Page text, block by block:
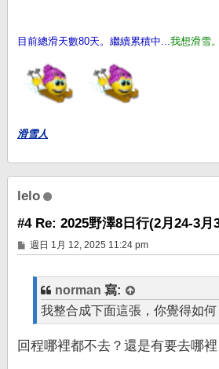
目前總滑天數80天。繼續累積中... 我想滑雪。
滑雪人
lelo
#4 Re: 2025野澤8日行(2月24-3月
文
章
週日 1月 12, 2025 11:24 pm
norman 寫:
我整合成下面這張，你覺得如何
回程哪裡都不去？還是有要去哪裡